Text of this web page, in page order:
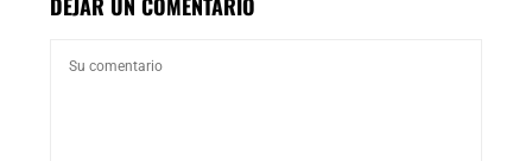
DEJAR UN COMENTARIO